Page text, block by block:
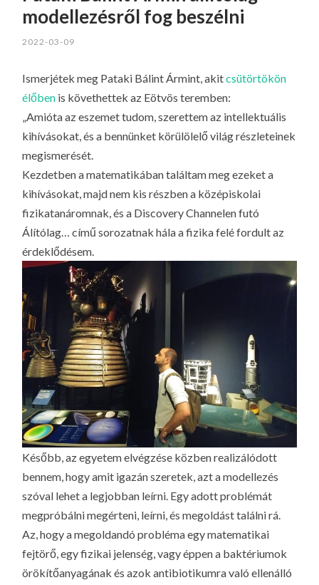
modellezésről fog beszélni
2022-03-09
Ismerjétek meg Pataki Bálint Ármint, akitcsütörtökön
élőben is követhettek az Eötvös teremben:
„Amióta az eszemet tudom, szerettem az intellektuális
kihívásokat, és a bennünket körülölelő világ részleteinek
megismerését.
Kezdetben a matematikában találtam meg ezeket a
kihívásokat, majd nem kis részben a középiskolai
fizikatanáromnak, és a Discovery Channelen futó
Álítólag… című sorozatnak hála a fizika felé fordult az
érdeklődésem.
Később, az egyetem elvégzése közben realizálódott
bennem, hogy amit igazán szeretek, azt a modellezés
szóval lehet a legjobban leírni. Egy adott problémát
megpróbálni megérteni, leírni, és megoldást találni rá.
Az, hogy a megoldandó probléma egy matematikai
fejtörő, egy fizikai jelenség, vagy éppen a baktériumok
örökítőanyagának és azok antibiotikumra való ellenálló